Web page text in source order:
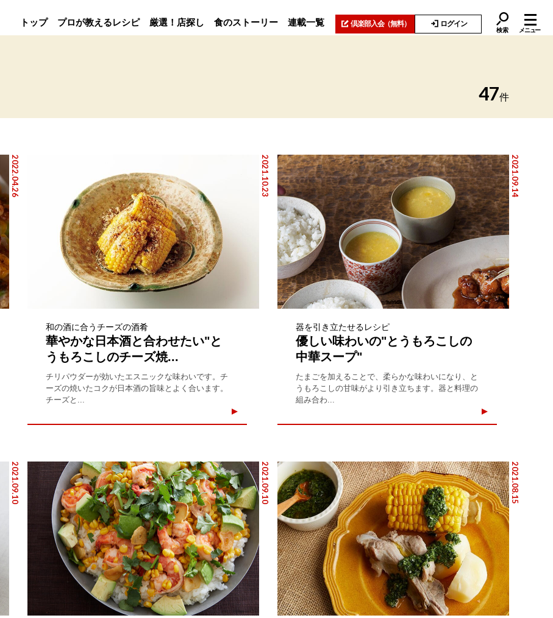
トップ プロが教えるレシピ 厳選！店探し 食のストーリー 連載一覧 倶楽部入会（無料） ログイン
検索 メニュー
47件
2022.04.26 2021.10.23
和の酒に合うチーズの酒肴
華やかな日本酒と合わせたい"と
うもろこしのチーズ焼...
チリパウダーが効いたエスニックな味わいです。チ
ーズの焼いたコクが日本酒の旨味とよく合います。
チーズと...
2021.09.14
器を引き立たせるレシピ
優しい味わいの"とうもろこしの
中華スープ"
たまごを加えることで、柔らかな味わいになり、と
うもろこしの甘味がより引き立ちます。器と料理の
組み合わ...
2021.09.10 2021.09.10 2021.08.15